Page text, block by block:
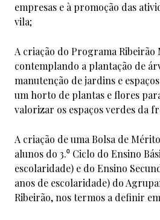
empresas e à promoção das
vila;
A criação do Programa Ribeirão
contemplando a plantação de
manutenção de jardins e
um horto de plantas e flores
valorizar os espaços verdes da
A criação de uma Bolsa de
alunos do 3.⁰ Ciclo do Ensino
escolaridade) e do Ensino
anos de escolaridade) do
Ribeirão, nos termos a definir